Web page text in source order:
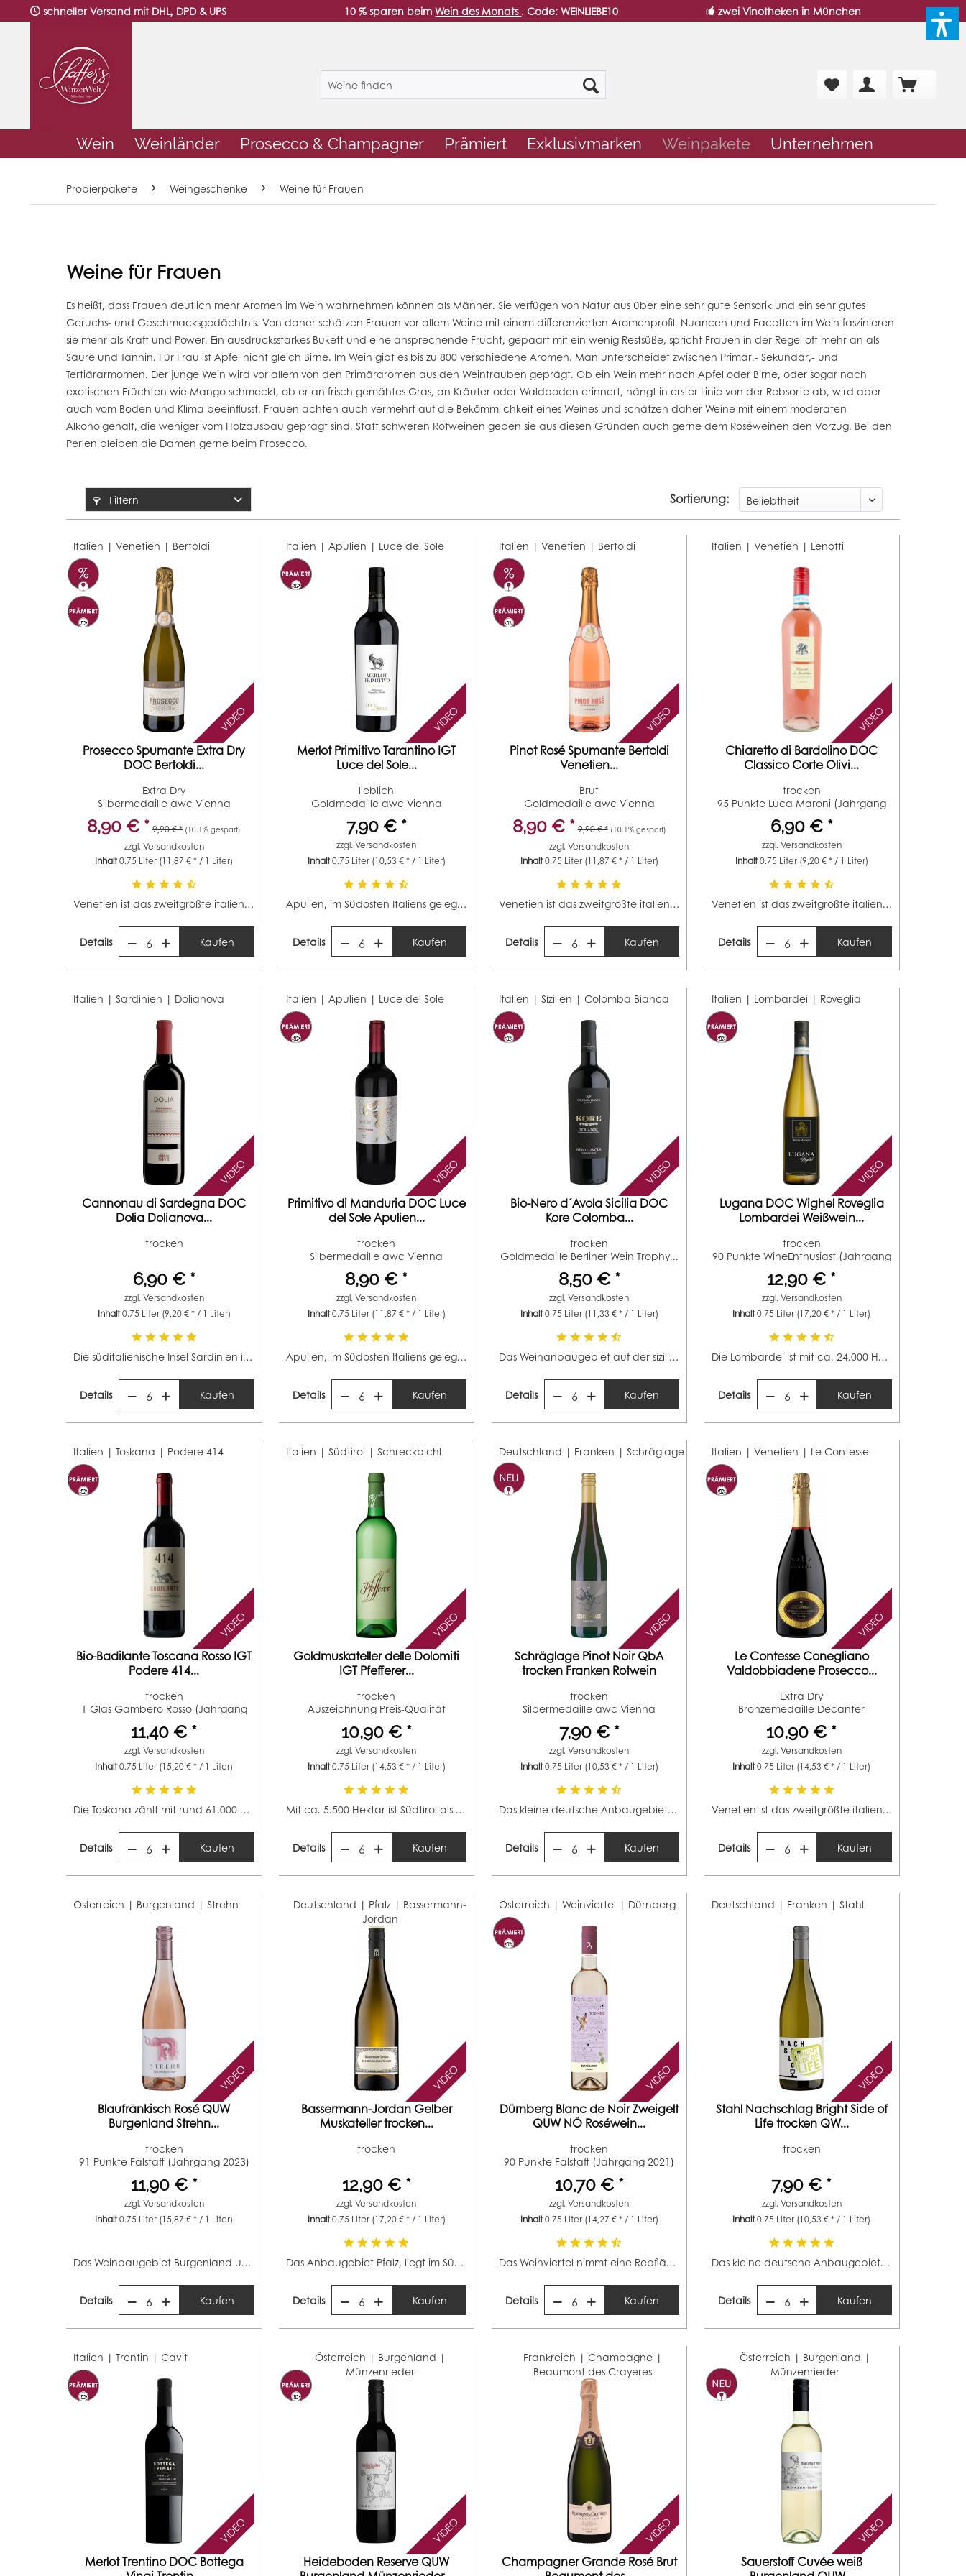
schneller Versand mit DHL, DPD & UPS 10 % sparen beimWein des Monats . Code: WEINLIEBE10 zwei Vinotheken in München
Wein Weinländer Prosecco & Champagner Prämiert Exklusivmarken Weinpakete Unternehmen
Probierpakete Weingeschenke Weine für Frauen
Weine für Frauen
Es heißt, dass Frauen deutlich mehr Aromen im Wein wahrnehmen können als Männer. Sie verfügen von Natur aus über eine sehr gute Sensorik und ein sehr gutes
Geruchs- und Geschmacksgedächtnis. Von daher schätzen Frauen vor allem Weine mit einem differenzierten Aromenprofil. Nuancen und Facetten im Wein faszinieren
sie mehr als Kraft und Power. Ein ausdrucksstarkes Bukett und eine ansprechende Frucht, gepaart mit ein wenig Restsüße, spricht Frauen in der Regel oft mehr an als
Säure und Tannin. Für Frau ist Apfel nicht gleich Birne. Im Wein gibt es bis zu 800 verschiedene Aromen. Man unterscheidet zwischen Primär.- Sekundär,- und
Tertiärarmomen. Der junge Wein wird vor allem von den Primäraromen aus den Weintrauben geprägt. Ob ein Wein mehr nach Apfel oder Birne, oder sogar nach
exotischen Früchten wie Mango schmeckt, ob er an frisch gemähtes Gras, an Kräuter oder Waldboden erinnert, hängt in erster Linie von der Rebsorte ab, wird aber
auch vom Boden und Klima beeinflusst. Frauen achten auch vermehrt auf die Bekömmlichkeit eines Weines und schätzen daher Weine mit einem moderaten
Alkoholgehalt, die weniger vom Holzausbau geprägt sind. Statt schweren Rotweinen geben sie aus diesen Gründen auch gerne dem Roséweinen den Vorzug. Bei den
Perlen bleiben die Damen gerne beim Prosecco.
Filtern Sortierung:
Italien | Venetien | Bertoldi
VIDEO
Prosecco Spumante Extra Dry
DOC Bertoldi...
Extra Dry
Silbermedaille awc Vienna
Silbermedaille...
8,90 € * 9,90 € * (10.1% gespart)
zzgl. Versandkosten
Inhalt0.75 Liter (11,87 € * / 1 Liter)
Venetien ist das zweitgrößte italienische Weinbaugebiet...
Details 6 Kaufen
Italien | Apulien | Luce del Sole
VIDEO
Merlot Primitivo Tarantino IGT
Luce del Sole...
lieblich
Goldmedaille awc Vienna
(Jahrgang 2021)...
7,90 € *
zzgl.Versandkosten
Inhalt0.75 Liter (10,53 € * / 1 Liter)
Apulien, im Südosten Italiens gelegen, ist mit 88.000...
Details 6 Kaufen
Italien | Venetien | Bertoldi
VIDEO
Pinot Rosé Spumante Bertoldi
Venetien...
Brut
Goldmedaille awc Vienna
Silbermedaille...
8,90 € * 9,90 € * (10.1% gespart)
zzgl.Versandkosten
Inhalt0.75 Liter (11,87 € * / 1 Liter)
Venetien ist das zweitgrößte italienische Weinbaugebiet...
Details 6 Kaufen
Italien | Venetien | Lenotti
VIDEO
Chiaretto di Bardolino DOC
Classico Corte Olivi...
trocken
95 Punkte Luca Maroni (Jahrgang
2023) 94...
6,90 € *
zzgl. Versandkosten
Inhalt0.75 Liter (9,20 € * / 1 Liter)
Venetien ist das zweitgrößte italienische Weinbaugebiet...
Details 6 Kaufen
Italien | Sardinien | Dolianova
VIDEO
Cannonau di Sardegna DOC
Dolia Dolianova...
trocken
6,90 € *
zzgl. Versandkosten
Inhalt0.75 Liter (9,20 € * / 1 Liter)
Die süditalienische Insel Sardinien ist mit ca. 26.700...
Details 6 Kaufen
Italien | Apulien | Luce del Sole
VIDEO
Primitivo di Manduria DOC Luce
del Sole Apulien...
trocken
Silbermedaille awc Vienna
(Jahrgang 2018)...
8,90 € *
zzgl.Versandkosten
Inhalt0.75 Liter (11,87 € * / 1 Liter)
Apulien, im Südosten Italiens gelegen, ist mit 88.000...
Details 6 Kaufen
Italien | Sizilien |Colomba Bianca
VIDEO
Bio-Nero d´Avola Sicilia DOC
Kore Colomba...
trocken
Goldmedaille Berliner Wein Trophy...
8,50 € *
zzgl.Versandkosten
Inhalt0.75 Liter (11,33 € * / 1 Liter)
Das Weinanbaugebiet auf der sizilianischen...
Details 6 Kaufen
Italien | Lombardei | Roveglia
VIDEO
Lugana DOC Wighel Roveglia
Lombardei Weißwein...
trocken
90 Punkte WineEnthusiast (Jahrgang
2017)...
12,90 € *
zzgl. Versandkosten
Inhalt0.75 Liter (17,20 € * / 1 Liter)
Die Lombardei ist mit ca. 24.000 Hektar ein mittelgroßes...
Details 6 Kaufen
Italien | Toskana | Podere 414
VIDEO
Bio-Badilante Toscana Rosso IGT
Podere 414...
trocken
1 Glas Gambero Rosso (Jahrgang
2022) 2 von...
11,40 € *
zzgl. Versandkosten
Inhalt0.75 Liter (15,20 € * / 1 Liter)
Die Toskana zählt mit rund 61.000 Hektar zu den...
Details 6 Kaufen
Italien | Südtirol |Schreckbichl
VIDEO
Goldmuskateller delle Dolomiti
IGT Pfefferer...
trocken
Auszeichnung Preis-Qualität
Berebene...
10,90 € *
zzgl.Versandkosten
Inhalt0.75 Liter (14,53 € * / 1 Liter)
Mit ca. 5.500 Hektar ist Südtirol als eines der kleineren...
Details 6 Kaufen
Deutschland | Franken |Schräglage
VIDEO
Schräglage Pinot Noir QbA
trocken Franken Rotwein
trocken
Silbermedaille awc Vienna
(Jahrgang 2020)
7,90 € *
zzgl.Versandkosten
Inhalt0.75 Liter (10,53 € * / 1 Liter)
Das kleine deutsche Anbaugebiet Franken hat eine Fläche...
Details 6 Kaufen
Italien | Venetien | Le Contesse
VIDEO
Le Contesse Conegliano
Valdobbiadene Prosecco...
Extra Dry
Bronzemedaille Decanter
(Jahrgang 2013)
10,90 € *
zzgl. Versandkosten
Inhalt0.75 Liter (14,53 € * / 1 Liter)
Venetien ist das zweitgrößte italienische Weinbaugebiet...
Details 6 Kaufen
Österreich | Burgenland |Strehn
VIDEO
Blaufränkisch Rosé QUW
Burgenland Strehn...
trocken
91 Punkte Falstaff (Jahrgang 2023)
91...
11,90 € *
zzgl. Versandkosten
Inhalt0.75 Liter (15,87 € * / 1 Liter)
Das Weinbaugebiet Burgenland umfasst ca. 11.700 Hektar...
Details 6 Kaufen
Deutschland | Pfalz | Bassermann-
Jordan
VIDEO
Bassermann-Jordan Gelber
Muskateller trocken...
trocken
12,90 € *
zzgl.Versandkosten
Inhalt0.75 Liter (17,20 € * / 1 Liter)
Das Anbaugebiet Pfalz, liegt im Südwesten Deutschlands...
Details 6 Kaufen
Österreich | Weinviertel | Dürnberg
VIDEO
Dürnberg Blanc de Noir Zweigelt
QUW NÖ Roséwein...
trocken
90 Punkte Falstaff (Jahrgang 2021)
90...
10,70 € *
zzgl.Versandkosten
Inhalt0.75 Liter (14,27 € * / 1 Liter)
Das Weinviertel nimmt eine Rebfläche von ca. 13.900...
Details 6 Kaufen
Deutschland | Franken | Stahl
VIDEO
Stahl Nachschlag Bright Side of
Life trocken QW...
trocken
7,90 € *
zzgl. Versandkosten
Inhalt0.75 Liter (10,53 € * / 1 Liter)
Das kleine deutsche Anbaugebiet Franken hat eine Fläche...
Details 6 Kaufen
Italien | Trentin |Cavit
VIDEO
Merlot Trentino DOC Bottega
Österreich | Burgenland |
Münzenrieder
VIDEO
Heideboden Reserve QUW
Frankreich | Champagne |
Beaumont des Crayeres
VIDEO
Champagner Grande Rosé Brut
Österreich | Burgenland |
Münzenrieder
VIDEO
Sauerstoff Cuvée weiß